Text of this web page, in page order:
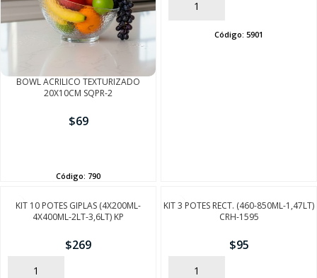
BOWL ACRILICO TEXTURIZADO
20X10CM SQPR-2
$69
Código: 790
AÑADIR
Código: 5901
KIT 10 POTES GIPLAS (4X200ML-
4X400ML-2LT-3,6LT) KP
$269
AÑADIR
KIT 3 POTES RECT. (460-850ML-1,47LT)
CRH-1595
$95
AÑADIR